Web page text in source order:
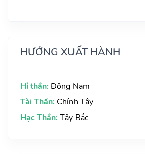
HƯỚNG XUẤT HÀNH
Hỉ thần: Đông Nam
Tài Thần: Chính Tây
Hạc Thần: Tây Bắc